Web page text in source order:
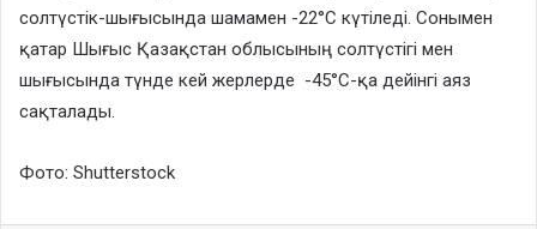
солтүстік-шығысында шамамен -22°C күтіледі. Сонымен
қатар Шығыс Қазақстан облысының солтүстігі мен
шығысында түнде кей жерлерде -45°C-қа дейінгі аяз
сақталады.
Фото: Shutterstock